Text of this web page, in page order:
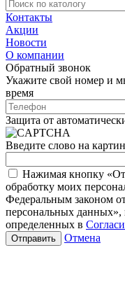
Контакты
Акции
Новости
О компании
Обратный звонок
Укажите свой номер и
время
Защита от
Введите слово на
Нажимая кнопку
обработку моих
Федеральным законом
персональных данных»,
определенных в
Отмена